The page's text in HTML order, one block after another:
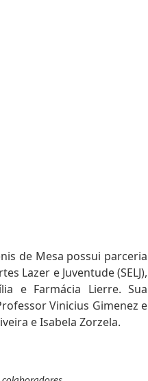
de Mesa possui parceria
Lazer e Juventude (SELJ),
e Farmácia Lierre. Sua
Vinicius Gimenez e
e Isabela Zorzela.